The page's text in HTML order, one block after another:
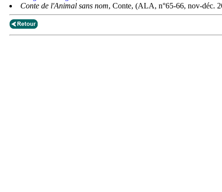
Conte de l'Animal sans nom, Conte, (ALA, n°65-66, nov-déc.